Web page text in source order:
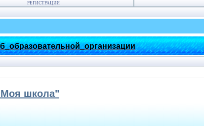
РЕГИСТРАЦИЯ
Моя школа"